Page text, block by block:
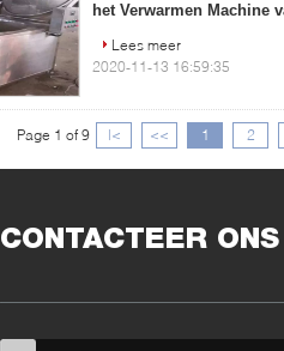
het Verwarmen Machine
Lees meer
2020-11-13 16:59:35
Page 1 of 9 |< << 1 2
CONTACTEER ONS